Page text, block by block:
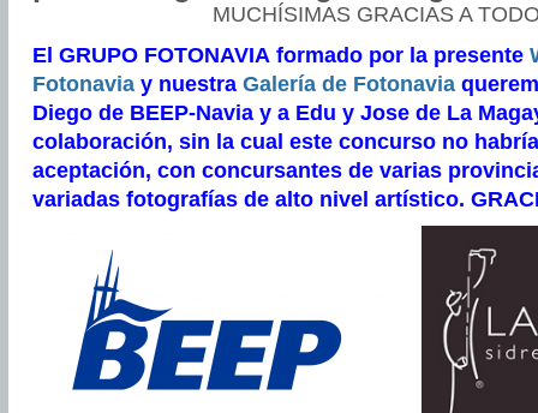
MUCHÍSIMAS GRACIAS A
El GRUPO FOTONAVIA formado por la presente
Fotonavia y nuestra Galería de Fotonavia
Diego de BEEP-Navia y a Edu y Jose de La
colaboración, sin la cual este concurso no
aceptación, con concursantes de varias
variadas fotografías de alto nivel artístico.